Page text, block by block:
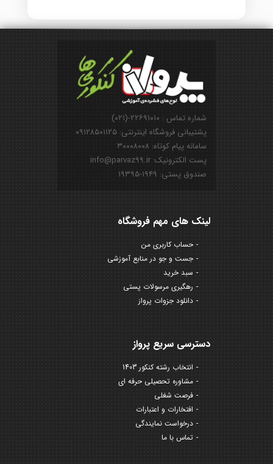
شماره تماس : ۲۲۶۹۱۰۱۰-(۰۲۱)
پشتیبانی فروشگاه اینترنتی: ۰۹۱۲۸۵۰۱۱۲۵
سامانه پیام کوتاه: ۳۰۰۰۸۰۰۸
پست الکترونیک: info@parvaz99.ir
صندوق پستی: ۱۹۴۹-۱۹۳۹۵
لینک های مهم فروشگاه
حساب کاربری من
جست و جو در منابع آموزشی
سبد خرید
رهگیری مرسولات پستی
دانلود جزوات پرواز
دسترسی سریع پرواز
انتخاب رشته کنکور 1403
مشاوره تحصیلی حرفه ای
فرصت شغلی
افتخارات و اعتبارات
درخواست نمایندگی
تماس با ما